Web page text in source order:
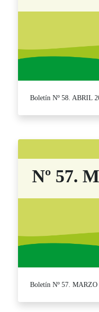
Boletín Nº 58. ABRIL
Nº 57.
Boletín Nº 57. MARZO